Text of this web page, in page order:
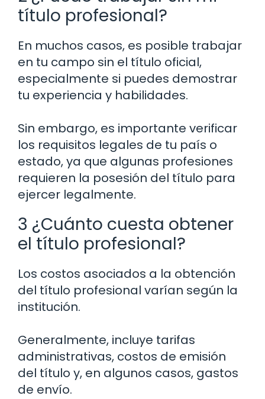
título profesional?
En muchos casos, es posible trabajar
en tu campo sin el título oficial,
especialmente si puedes demostrar
tu experiencia y habilidades.
Sin embargo, es importante verificar
los requisitos legales de tu país o
estado, ya que algunas profesiones
requieren la posesión del título para
ejercer legalmente.
3 ¿Cuánto cuesta obtener
el título profesional?
Los costos asociados a la obtención
del título profesional varían según la
institución.
Generalmente, incluye tarifas
administrativas, costos de emisión
del título y, en algunos casos, gastos
de envío.